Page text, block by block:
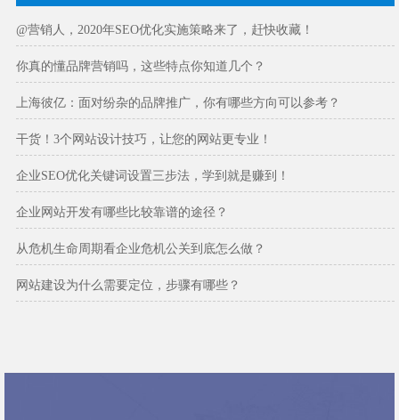
@营销人，2020年SEO优化实施策略来了，赶快收藏！
你真的懂品牌营销吗，这些特点你知道几个？
上海彼亿：面对纷杂的品牌推广，你有哪些方向可以参考？
干货！3个网站设计技巧，让您的网站更专业！
企业SEO优化关键词设置三步法，学到就是赚到！
企业网站开发有哪些比较靠谱的途径？
从危机生命周期看企业危机公关到底怎么做？
网站建设为什么需要定位，步骤有哪些？